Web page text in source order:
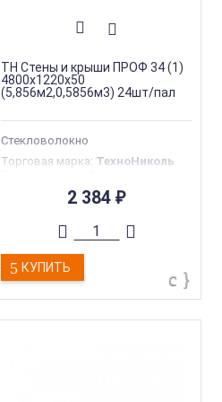
ТН Стены и крыши ПРОФ 34 (1)
4800х1220х50
(5,856м2,0,5856м3) 24шт/пал
Стекловолокно
Торговая марка: ТехноНиколь
Тип конструкции:Фасад
Стекловолокно
2 384₽
КУПИТЬ